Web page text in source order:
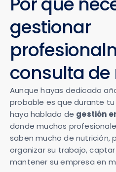
gestionar
consulta
Aunque hayas dedicado
probable es que durante
haya hablado de gestión
donde muchos
saben mucho de nutrición,
organizar su trabajo,
mantener su empresa en